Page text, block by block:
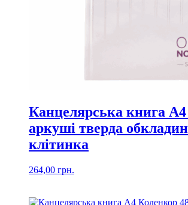
Канцелярська книга
аркуші тверда
клітинка
264,00 грн.